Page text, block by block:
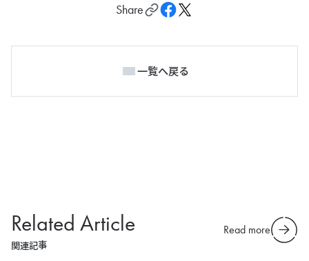
Share
一覧へ戻る
Related Article
関連記事
Read more